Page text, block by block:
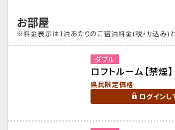
お部屋
※料金表示は1泊あたりのご宿泊料金(税・サ込み)と
ダブル
ロフトルーム【禁煙】
県民限定価格
ログイン